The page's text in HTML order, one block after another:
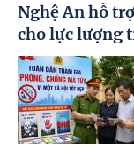
Nghệ An hỗ
cho lực lượng